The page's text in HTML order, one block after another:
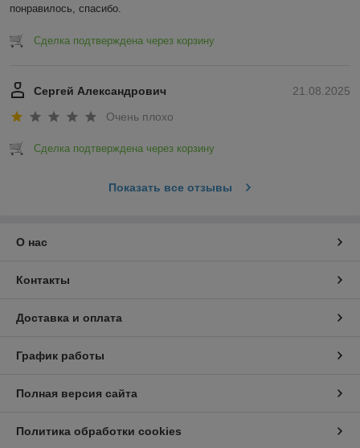
понравилось, спасибо.
Сделка подтверждена через корзину
21.08.2025
Сергей Александрович
Очень плохо
Сделка подтверждена через корзину
Показать все отзывы
О нас
Контакты
Доставка и оплата
График работы
Полная версия сайта
Политика обработки cookies